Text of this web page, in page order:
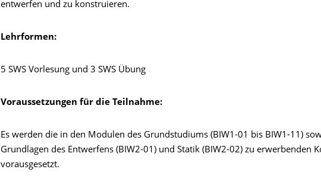
entwerfen und zu konstruieren.
Lehrformen:
5 SWS Vorlesung und 3 SWS Übung
Voraussetzungen für die Teilnahme:
Es werden die in den Modulen des Grundstudiums (BIW1-01 bis BIW1-11)
Grundlagen des Entwerfens (BIW2-01) und Statik (BIW2-02) zu erwerbenden
vorausgesetzt.